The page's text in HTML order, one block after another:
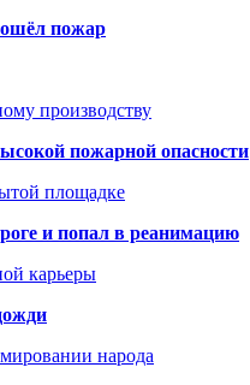
пожар
производству
пожарной опасности
площадке
и попал в реанимацию
карьеры
народа